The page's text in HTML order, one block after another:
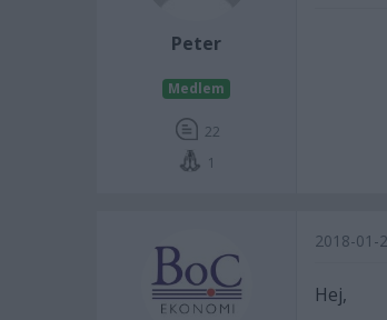
Peter
Medlem
22
1
2018-01-
Hej,